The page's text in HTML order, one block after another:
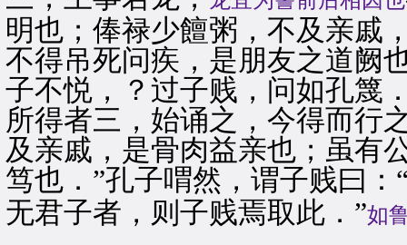
明也；俸禄少饘粥，不及亲戚
不得吊死问疾，是朋友之道阙
子不悦，？过子贱，问如孔篾
所得者三，始诵之，今得而行
及亲戚，是骨肉益亲也；虽有
笃也．”孔子喟然，谓子贱曰：
无君子者，则子贱焉取此．”如